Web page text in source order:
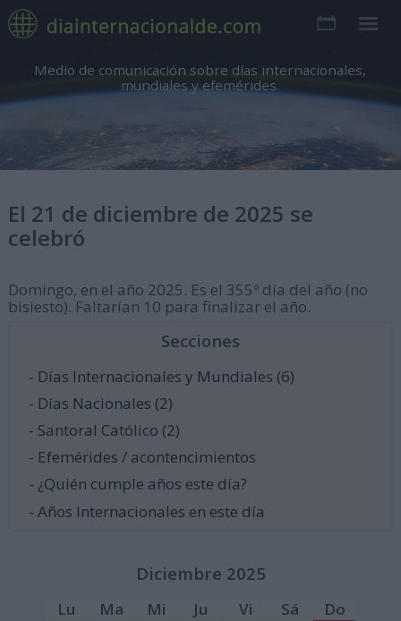
Medio de comunicación sobre días internacionales,
mundiales y efemérides.
El 21 de diciembre de 2025 se
celebró
Domingo, en el año 2025. Es el 355º día del año (no
bisiesto). Faltarían 10 para finalizar el año.
Secciones
- Días Internacionales y Mundiales (6)
- Días Nacionales (2)
- Santoral Católico (2)
- Efemérides / acontencimientos
- ¿Quién cumple años este día?
- Años Internacionales en este día
Diciembre 2025
Lu Ma Mi Ju Vi Sá
Do